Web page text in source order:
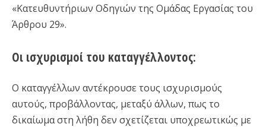
«Κατευθυντήριων Οδηγιών της Ομάδας Εργασίας του
Άρθρου 29».
​Οι ισχυρισμοί του καταγγέλλοντος:
Ο καταγγέλλων αντέκρουσε τους ισχυρισμούς
αυτούς, προβάλλοντας, μεταξύ άλλων, πως το
δικαίωμα στη λήθη δεν σχετίζεται υποχρεωτικώς με